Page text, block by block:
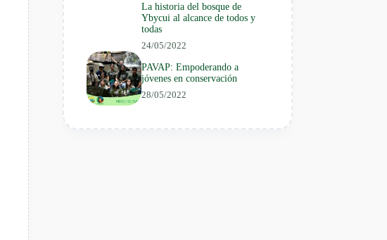
La historia del bosque de
Ybycui al alcance de todos y
todas
24/05/2022
PAVAP: Empoderando a
jóvenes en conservación
28/05/2022